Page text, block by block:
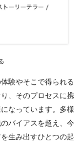
験やそこで得られる
、そのプロセスに携
なっています。多様
バイアスを超え、今
生み出すひとつの起